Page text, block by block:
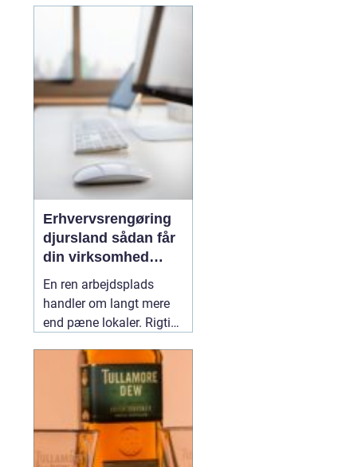
samarbejde, ledelse og
resultater. Når vi forstår
de følelser og relationer,
der drive...
Erhvervsrengøring
djursland sådan får
din virksomhed
mest muligt ud af
rengøringen
En ren arbejdsplads
handler om langt mere
end pæne lokaler. Rigtig
Djursland oplever, at
professionel rengøring
giver ro i hverdagen,
færre sygedage og et
bedre førstehåndsindtryk
over for kunder. Når vi